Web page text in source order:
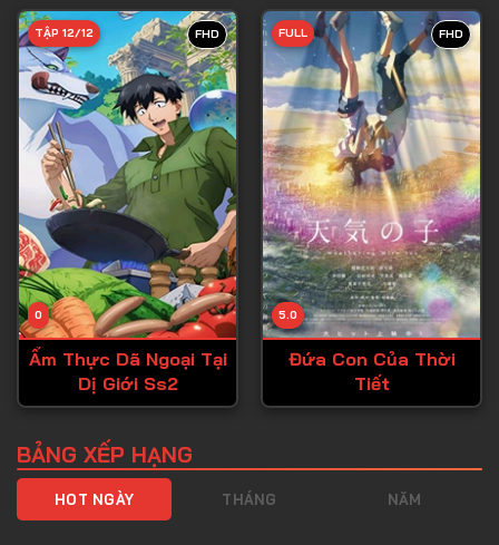
Tập 39
Tập 40
Tập 41
Tập 42
Tập 43
Tập 44
Tập 45
Tập 46
Tập 47
Tập 48
Tập 49
FHD
0
TẬP 12/12
Ẩm Thực Dã Ngoại Tại
Dị Giới Ss2
FHD
5.0
FULL
Đứa Con Của Thời
Tiết
BẢNG XẾP HẠNG
HOT NGÀY THÁNG NĂM